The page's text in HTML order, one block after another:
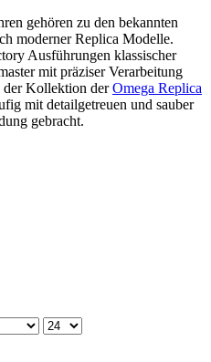
gehören zu den bekannten
moderner Replica Modelle.
Ausführungen klassischer
mit präziser Verarbeitung
der Kollektion derOmega Replica
mit detailgetreuen und sauber
gebracht.